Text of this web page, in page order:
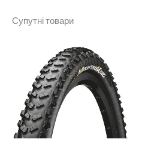
Розмір
Супутні товари